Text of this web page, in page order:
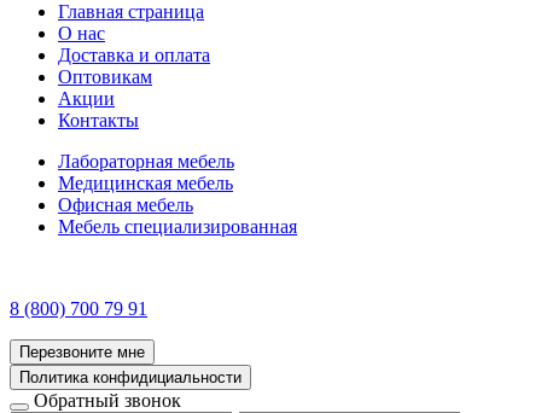
Главная страница
О нас
Доставка и оплата
Оптовикам
Акции
Контакты
Лабораторная мебель
Медицинская мебель
Офисная мебель
Мебель специализированная
8 (800) 700 79 91
Перезвоните мне
Политика конфидициальности
Обратный звонок